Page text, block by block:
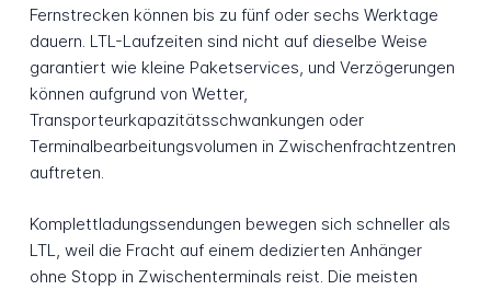
Fernstrecken können bis zu fünf oder sechs Werktage
dauern. LTL-Laufzeiten sind nicht auf dieselbe Weise
garantiert wie kleine Paketservices, und Verzögerungen
können aufgrund von Wetter,
Transporteurkapazitätsschwankungen oder
Terminalbearbeitungsvolumen in Zwischenfrachtzentren
auftreten.
Komplettladungssendungen bewegen sich schneller als
LTL, weil die Fracht auf einem dedizierten Anhänger
ohne Stopp in Zwischenterminals reist. Die meisten